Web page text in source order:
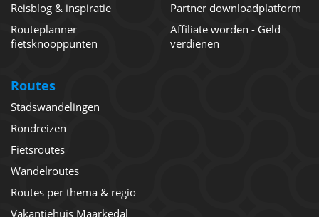
Reisblog & inspiratie
Routeplanner
fietsknooppunten
Partner downloadplatform
Affiliate worden - Geld
verdienen
Routes
Stadswandelingen
Rondreizen
Fietsroutes
Wandelroutes
Routes per thema & regio
Vakantiehuis Maarkedal